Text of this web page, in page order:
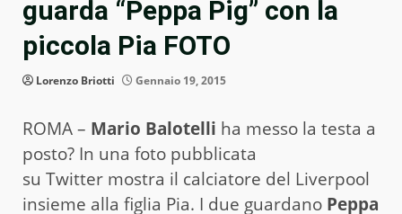
guarda “Peppa Pig” con la
piccola Pia FOTO
Lorenzo Briotti Gennaio 19, 2015
ROMA – Mario Balotelli ha messo la testa a
posto? In una foto pubblicata
su Twitter mostra il calciatore del Liverpool
insieme alla figlia Pia. I due guardano Peppa